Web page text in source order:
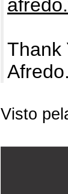
Thank
Visto